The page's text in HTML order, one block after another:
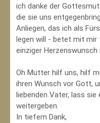
ich danke der
die sie uns
Anliegen, das ich als
legen will - betet mit mir
einziger Herzenswunsch
Oh Mutter hilf uns, hilf
ihren Wunsch vor Gott,
liebenden Vater, lass sie
weitergeben.
In tiefem Dank,